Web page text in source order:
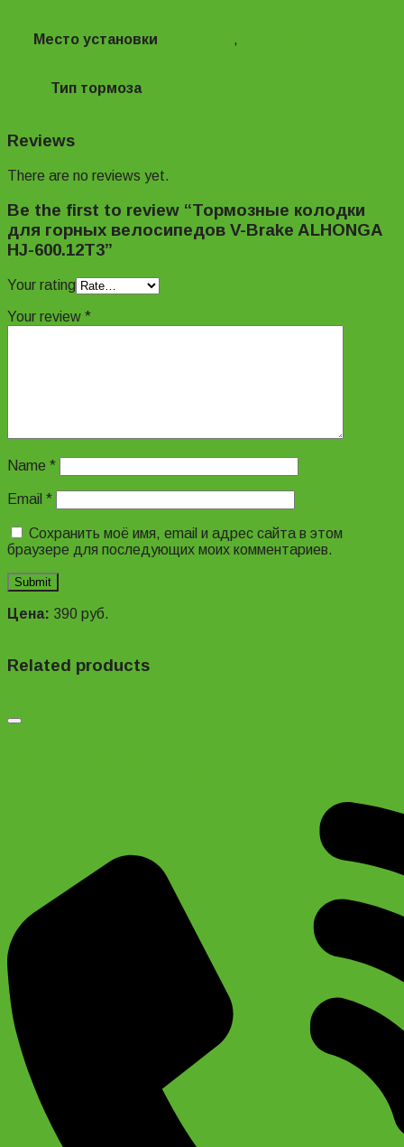
Место установки ,
Тип тормоза
Reviews
There are no reviews yet.
Be the first to review “Тормозные колодки
для горных велосипедов V-Brake ALHONGA
HJ-600.12T3”
Your rating
Your review *
Name *
Email *
Сохранить моё имя, email и адрес сайта в этом
браузере для последующих моих комментариев.
Цена: 390 руб.
Related products